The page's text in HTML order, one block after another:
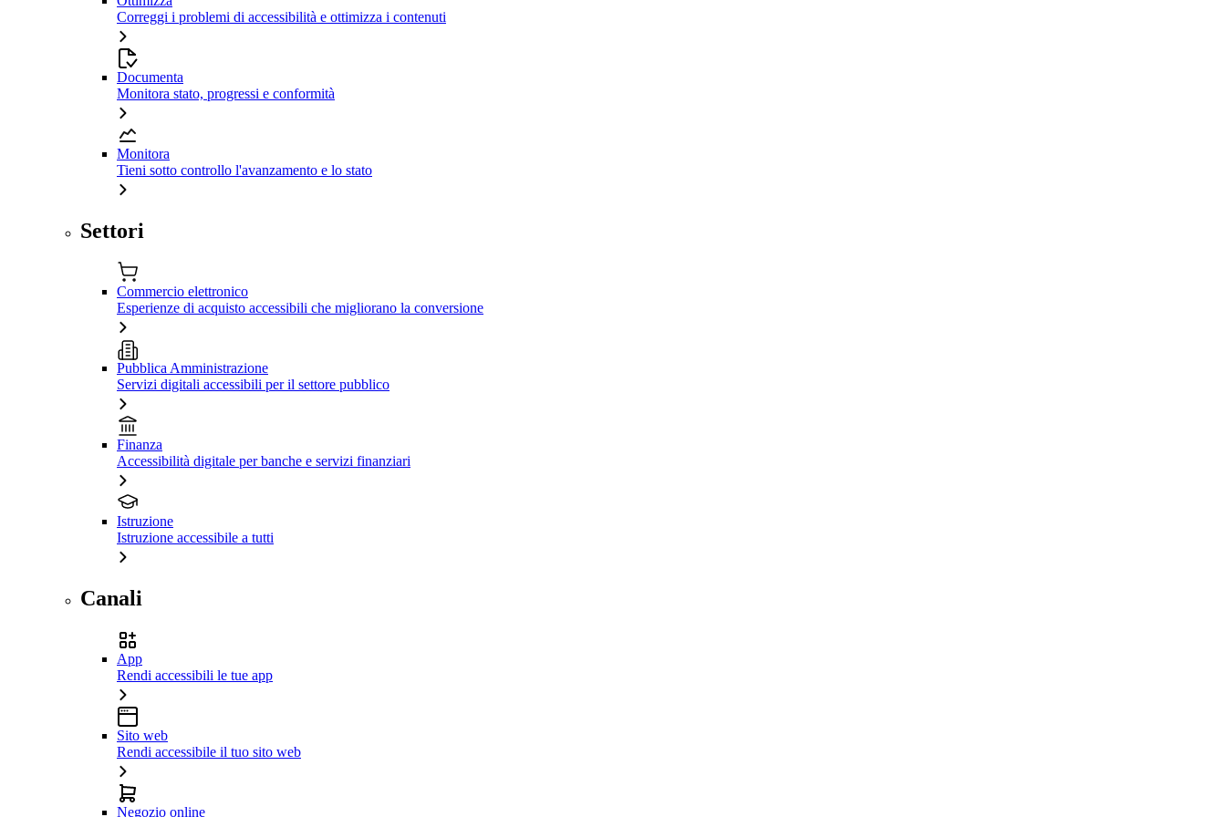
Correggi i problemi di accessibilità e ottimizza i contenuti
Documenta
Monitora stato, progressi e conformità
Monitora
Tieni sotto controllo l'avanzamento e lo stato
Settori
Commercio elettronico
Esperienze di acquisto accessibili che migliorano la conversione
Pubblica Amministrazione
Servizi digitali accessibili per il settore pubblico
Finanza
Accessibilità digitale per banche e servizi finanziari
Istruzione
Istruzione accessibile a tutti
Canali
App
Rendi accessibili le tue app
Sito web
Rendi accessibile il tuo sito web
Negozio online